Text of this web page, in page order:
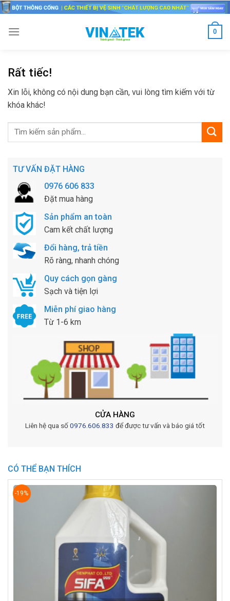
Skip
content
0
TƯ VẤN ĐẶT HÀNG
0976 606 833
Đặt mua hàng
Sản phẩm an toàn
Cam kết chất lượng
Đổi hàng, trả tiền
Rõ ràng, nhanh chóng
Quy cách gọn gàng
Sạch và tiện lợi
Miễn phí giao hàng
Từ 1-6 km
CỬA HÀNG
Liên hệ qua số0976.606.833 để được tư vấn và báo giá tốt
CÓ THỂ BẠN THÍCH
-19%
Rất tiếc!
Xin lỗi, không có nội dung bạn cần, vui lòng tìm kiếm với từ
khóa khác!